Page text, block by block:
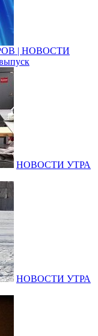
| НОВОСТИ
НОВОСТИ УТРА
НОВОСТИ УТРА